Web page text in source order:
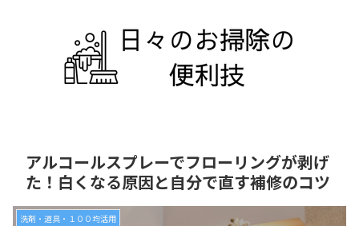
アルコールスプレーでフローリングが剥げ
た！白くなる原因と自分で直す補修のコツ
洗剤・道具・１００均活用